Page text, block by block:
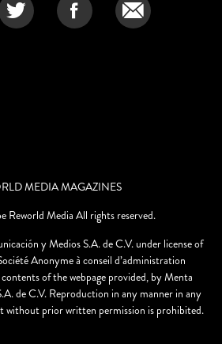
MEDIA MAGAZINES
Media All rights reserved.
y Medios S.A. de C.V. under license of
Anonyme à conseil d’administration
of the webpage provided, by Menta
de C.V. Reproduction in any manner in any
without prior written permission is prohibited.